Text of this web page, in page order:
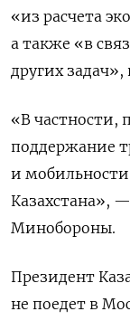
«из расчета
а также «в
других
«В частности,
поддержание
и
Казахстана»,
Минобороны.
Президент
не поедет в